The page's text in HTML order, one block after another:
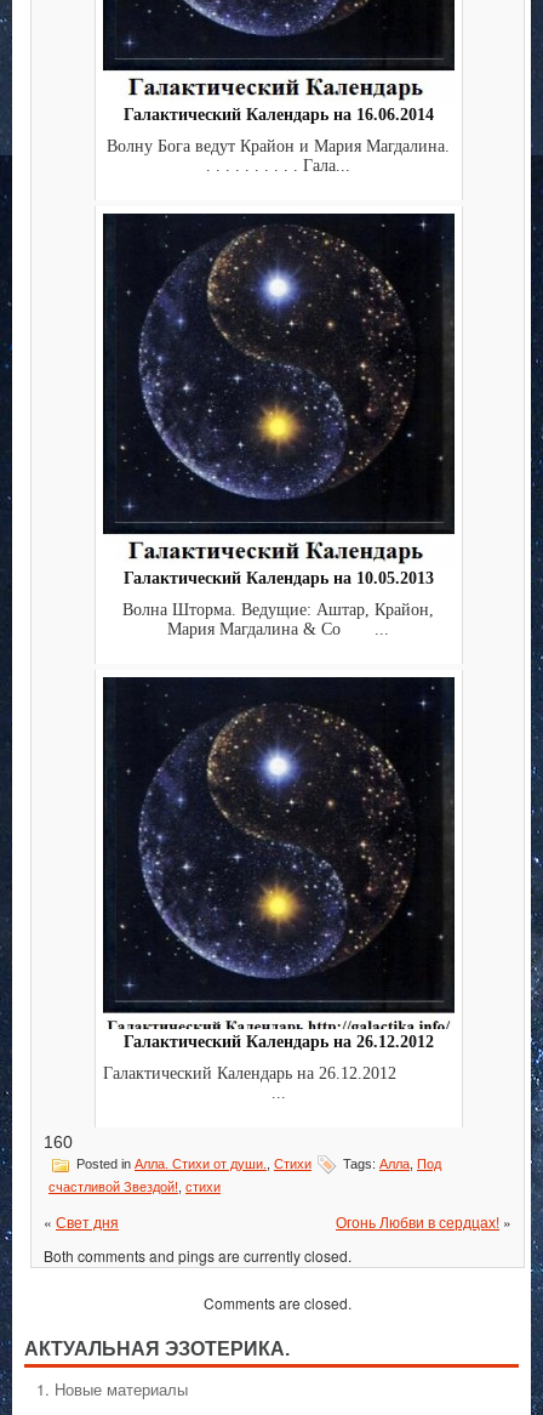
Галактический Календарь на 16.06.2014
Волну Бога ведут Крайон и Мария Магдалина.
. . . . . . . . . . Гала...
Галактический Календарь на 10.05.2013
Волна Шторма. Ведущие: Аштар, Крайон,
Мария Магдалина & Co ...
Галактический Календарь на 26.12.2012
Галактический Календарь на 26.12.2012
...
160
Posted in Алла. Стихи от души. Стихи Tags: Алла Под
счастливой Звездой! стихи
« Свет дня Огонь Любви в сердцах! »
Both comments and pings are currently closed.
Comments are closed.
АКТУАЛЬНАЯ ЭЗОТЕРИКА.
1. Hовые материалы